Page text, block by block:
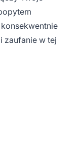
zaufanie w tej